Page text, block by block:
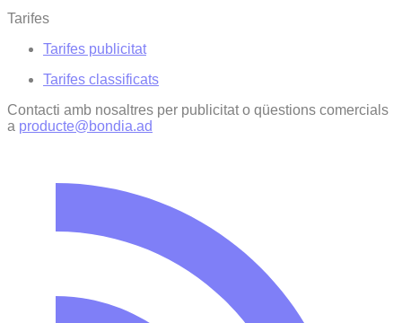
Tarifes
Tarifes publicitat
Tarifes classificats
Contacti amb nosaltres per publicitat o qüestions comercials
a producte@bondia.ad